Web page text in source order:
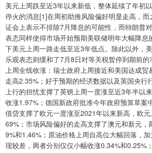
美元上周跌至近3年以来新低，整体延续了年初
停火的消息[1]在周初助推风险偏好明显走高，
证会上表示不排除7月降息的可能性，而特朗普
表态同样使得市场开始预期美联储明年大幅降息
下美元上周一路走低至近3年低点。除此以外，
乐观表态则缓和了7月8日对等关税暂停到期前
上周全线收涨：瑞士政府上周接近和美国达成贸
走高2.35%；好于预期的经济数据以及英国央行
上行的担忧支撑了英镑上周一度涨至近3年半以
收涨1.97%；德国新政府批准今年政府预算草案
借贷支撑了欧元一度涨至2021年以来新高，欧
69%；市场风险偏好的走高支撑了澳元和新元，
9%和1.46%；原油价格上周自高位大幅回落，
现较差，两者分别仅仅小幅收涨0.34%和0.25%